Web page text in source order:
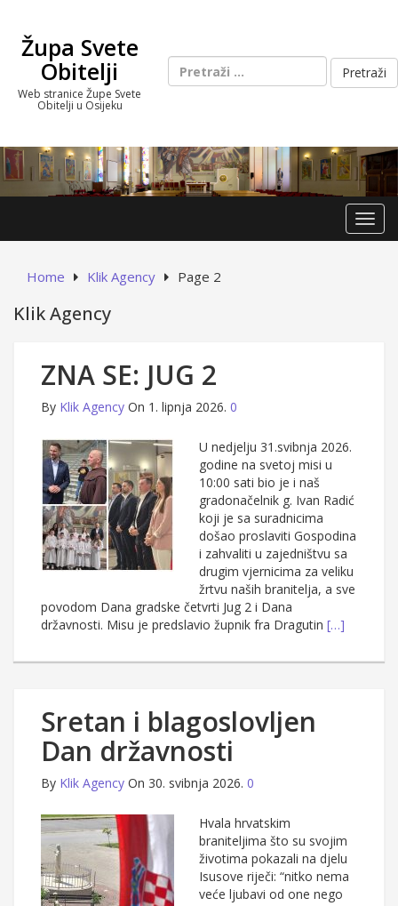
contentŽupa Svete
Obitelji
Web stranice Župe Svete
Obitelji u Osijeku
Pretraži:
Home Klik Agency Page 2
Klik Agency
ZNA SE: JUG 2
By Klik Agency On 1. lipnja 2026. 0
U nedjelju 31.svibnja 2026.
godine na svetoj misi u
10:00 sati bio je i naš
gradonačelnik g. Ivan Radić
koji je sa suradnicima
došao proslaviti Gospodina
i zahvaliti u zajedništvu sa
drugim vjernicima za veliku
žrtvu naših branitelja, a sve
povodom Dana gradske četvrti Jug 2 i Dana
državnosti. Misu je predslavio župnik fra Dragutin […]
Sretan i blagoslovljen
Dan državnosti
By Klik Agency On 30. svibnja 2026. 0
Hvala hrvatskim
braniteljima što su svojim
životima pokazali na djelu
Isusove riječi: “nitko nema
veće ljubavi od one nego